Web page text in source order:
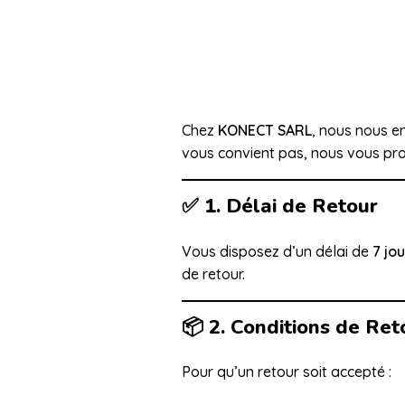
Chez KONECT SARL, nous nous
vous convient pas, nous vous
✅ 1. Délai de Retour
Vous disposez d’un délai de 7
de retour.
📦 2. Conditions de
Pour qu’un retour soit accepté :